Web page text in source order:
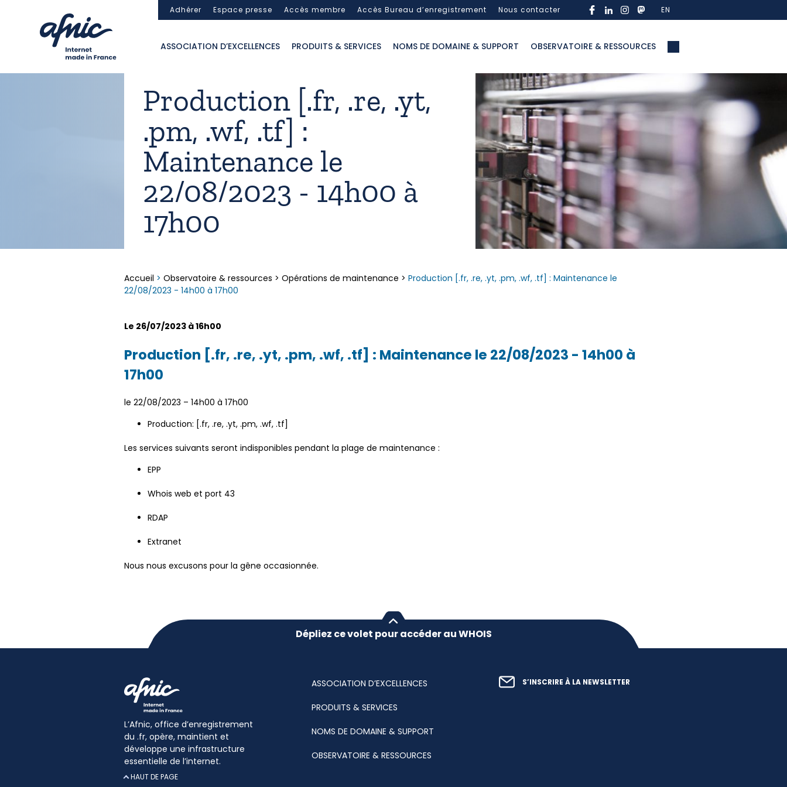
Adhérer Espace presse Accès membre Accès Bureau d’enregistrement Nous contacter EN
ASSOCIATION D’EXCELLENCES PRODUITS & SERVICES NOMS DE DOMAINE & SUPPORT OBSERVATOIRE & RESSOURCES
Production [.fr, .re, .yt,
.pm, .wf, .tf] :
Maintenance le
22/08/2023 - 14h00 à
17h00
Accueil > Observatoire & ressources > Opérations de maintenance > Production [.fr, .re, .yt, .pm, .wf, .tf] : Maintenance le
22/08/2023 - 14h00 à 17h00
Le 26/07/2023 à 16h00
Production [.fr, .re, .yt, .pm, .wf, .tf] : Maintenance le 22/08/2023 - 14h00 à
17h00
le 22/08/2023 – 14h00 à 17h00
Production: [.fr, .re, .yt, .pm, .wf, .tf]
Les services suivants seront indisponibles pendant la plage de maintenance :
EPP
Whois web et port 43
RDAP
Extranet
Nous nous excusons pour la gêne occasionnée.
Dépliez ce volet pour accéder au WHOIS
L’Afnic, office d’enregistrement
du .fr, opère, maintient et
développe une infrastructure
essentielle de l’internet.
HAUT DE PAGE
ASSOCIATION D’EXCELLENCES
PRODUITS & SERVICES
NOMS DE DOMAINE & SUPPORT
OBSERVATOIRE & RESSOURCES
S’INSCRIRE À LA NEWSLETTER